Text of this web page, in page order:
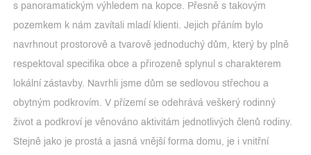
s panoramatickým výhledem na kopce. Přesně s takovým
pozemkem k nám zavítali mladí klienti. Jejich přáním bylo
navrhnout prostorově a tvarově jednoduchý dům, který by plně
respektoval specifika obce a přirozeně splynul s charakterem
lokální zástavby. Navrhli jsme dům se sedlovou střechou a
obytným podkrovím. V přízemí se odehrává veškerý rodinný
život a podkroví je věnováno aktivitám jednotlivých členů rodiny.
Stejně jako je prostá a jasná vnější forma domu, je i vnitřní